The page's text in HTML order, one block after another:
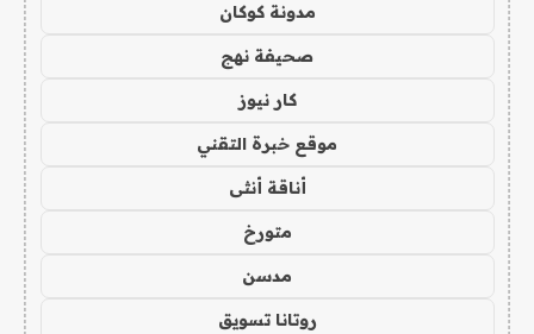
مدونة كوكان
صحيفة نهج
كار نيوز
موقع خبرة التقني
أناقة أنثى
متورخ
مدسن
روتانا تسويق